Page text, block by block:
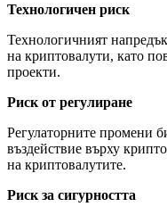
Технологичен риск
Технологичният
на криптовалути, като
проекти.
Риск от регулиране
Регулаторните промени
въздействие върху
на криптовалутите.
Риск за сигурността